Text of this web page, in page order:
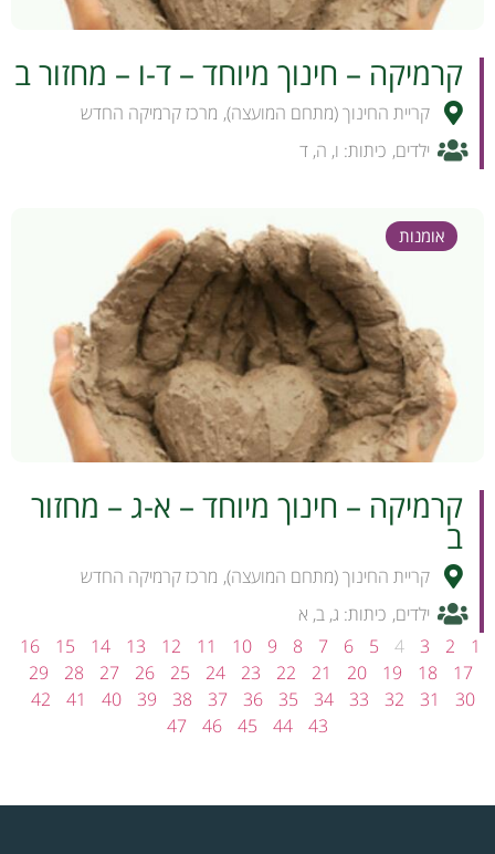
קרמיקה – חינוך מיוחד – ד-ו – מחזור ב
קריית החינוך (מתחם המועצה), מרכז קרמיקה החדש
ילדים, כיתות: ו, ה, ד
לפרטים והרשמה
אומנות
קרמיקה – חינוך מיוחד – א-ג – מחזור
ב
קריית החינוך (מתחם המועצה), מרכז קרמיקה החדש
ילדים, כיתות: ג, ב, א
1
2
3
4
5
6
7
8
9
10
11
12
13
14
15
16
17
18
19
20
21
22
23
24
25
26
27
28
29
30
31
32
33
34
35
36
37
38
39
40
41
42
43
44
45
46
47